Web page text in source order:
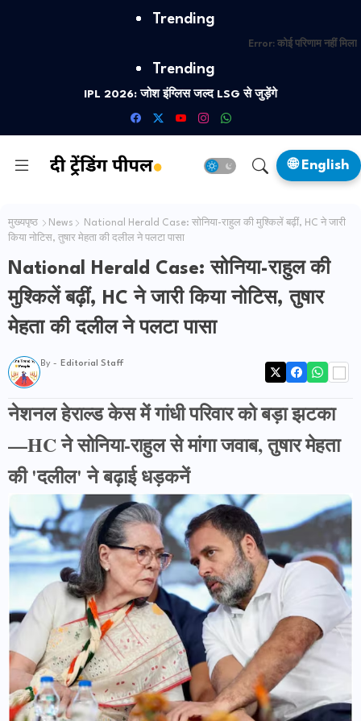
Trending
Error: कोई परिणाम नहीं मिला
Trending
IPL 2026: जोश इंग्लिस जल्द LSG से जुड़ेंगे
🌐 English
मुख्यपृष्ठ News
National Herald Case: सोनिया-राहुल की मुश्किलें बढ़ीं, HC ने जारी
किया नोटिस, तुषार मेहता की दलील ने पलटा पासा
National Herald Case: सोनिया-राहुल की
मुश्किलें बढ़ीं, HC ने जारी किया नोटिस, तुषार
मेहता की दलील ने पलटा पासा
By - Editorial Staff
नेशनल हेराल्ड केस में गांधी परिवार को बड़ा झटका
—HC ने सोनिया-राहुल से मांगा जवाब, तुषार मेहता
की 'दलील' ने बढ़ाई धड़कनें